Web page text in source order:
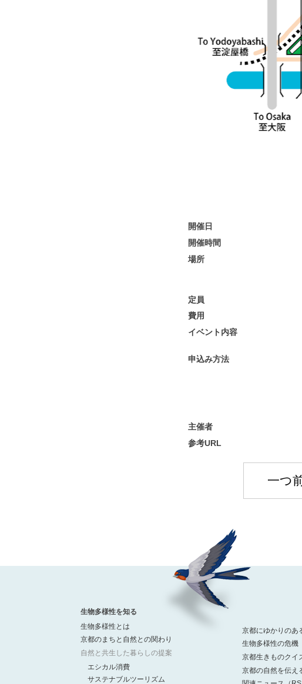
開催日
開催時間
場所
定員
費用
イベント内容
申込み方法
主催者
参考URL
一つ
生物多様性を知る
生物多様性とは
京都のまちと自然との関わり
自然と共生した暮らしの提案
エシカル消費
サステナブルツーリズム
京都にゆかりのあ
生物多様性の危機
京都生きものクイ
京都の自然を伝え